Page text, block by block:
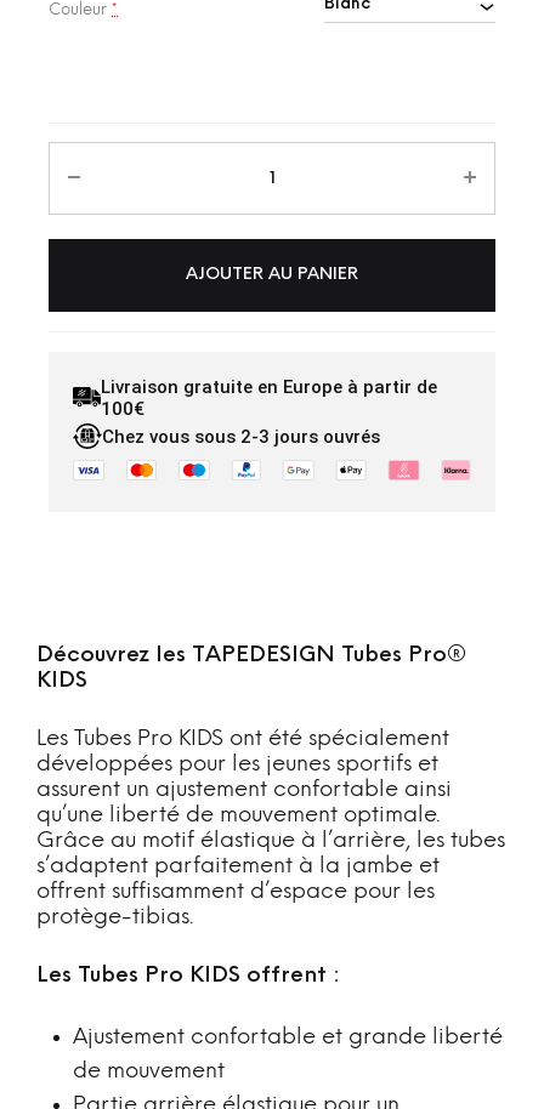
Couleur *
AJOUTER AU PANIER
Livraison gratuite en Europe à partir de
100€
Chez vous sous 2-3 jours ouvrés
Découvrez les TAPEDESIGN Tubes Pro®
KIDS
Les Tubes Pro KIDS ont été spécialement
développées pour les jeunes sportifs et
assurent un ajustement confortable ainsi
qu’une liberté de mouvement optimale.
Grâce au motif élastique à l’arrière, les tubes
s’adaptent parfaitement à la jambe et
offrent suffisamment d’espace pour les
protège-tibias.
Les Tubes Pro KIDS offrent :
Ajustement confortable et grande liberté
de mouvement